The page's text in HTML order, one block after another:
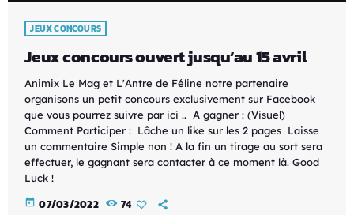
JEUX CONCOURS
Jeux concours ouvert jusqu’au 15 avril
Animix Le Mag et L'Antre de Féline notre partenaire
organisons un petit concours exclusivement sur Facebook
que vous pourrez suivre par ici .. A gagner : (Visuel)
Comment Participer : Lâche un like sur les 2 pages Laisse
un commentaire Simple non ! A la fin un tirage au sort sera
effectuer, le gagnant sera contacter à ce moment là. Good
Luck !
today 07/03/2022 74